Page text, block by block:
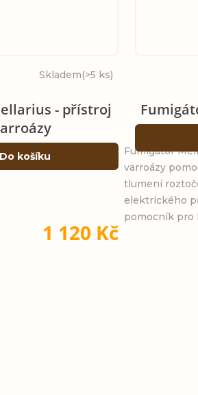
- přístroj
Skladem(>5 ks)
1 120 Kč
Do košíku
Fumigátor
varroázy
tlumení
elektrického
pomocník pro